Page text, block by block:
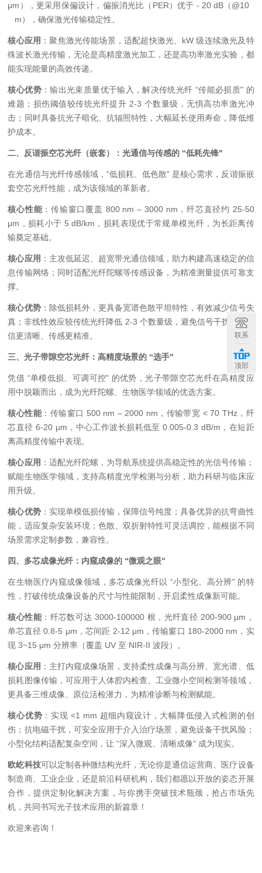
μm ），更采用保偏设计，偏振消光比（ PER）优于 - 20 dB （@10
m），确保激光传输稳定性。
核心应用 ：聚焦激光传能场景，适配超快激光、 kW级连续激光及特
殊波长激光传输，无论是高精度激光加工，还是高功率激光实验，都
能实现能量的高效传递。
核心优势：输出光束质量优于输入，解决传统光纤 “传能必损质" 的
难题；损伤阈值较传统光纤提升 2-3 个数量级，无惧高功率激光冲
击；同时具备抗光子暗化、抗辐照特性，大幅延长使用寿命，降低维
护成本。
二、反谐振空芯光纤（嵌套）：光通信与传感的 “低耗先锋"
在光通信与光纤传感领域， “低损耗、低色散"是核心需求，反谐振嵌
套空芯光纤性能，成为该领域的革新者。
核心性能：传输窗口覆盖 800 nm – 3000 nm ，纤芯直径约 25-50
μm ，损耗小于 5 dB/km ，损耗表现优于常规单模光纤，为长距离传
输奠定基础。
核心应用 ：主攻低延迟、超宽带光通信领域，助力构建高速稳定的信
息传输网络；同时适配光纤陀螺等传感设备，为精准测量提供可靠支
撑。
核心优势：除低损耗外，更具备宽谱色散平坦特性，有效减少信号失
真；非线性效应较传统光纤降低 2-3 个数量级，避免信号干扰，让通
信更清晰、传感更精准。
三、光子带隙空芯光纤：高精度场景的 “选手"
凭借 “单模低损、可调可控" 的优势，光子带隙空芯光纤在高精度应
用中脱颖而出，成为光纤陀螺、生物医学领域的优选方案。
核心性能：传输窗口 500 nm – 2000 nm ，传输带宽 < 70 THz，纤
芯直径 6-20 μm ，中心工作波长损耗低至 0.005-0.3 dB/m ，在短距
离高精度传输中表现。
核心应用 ：适配光纤陀螺，为导航系统提供高稳定性的光信号传输；
赋能生物医学领域，支持高精度光学检测与分析，助力科研与临床应
用升级。
核心优势：实现单模低损传输，保障信号纯度；具备优异的抗弯曲性
能，适应复杂安装环境；色散、双折射特性可灵活调控，能根据不同
场景需求定制参数，兼容性。
四、多芯成像光纤：内窥成像的 “微观之眼"
在生物医疗内窥成像领域，多芯成像光纤以 “小型化、高分辨" 的特
性，打破传统成像设备的尺寸与性能限制，开启柔性成像新可能。
核心性能：纤芯数可达 3000-100000 根，光纤直径 200-900 μm ，
单芯直径 0.8-5 μm ，芯间距 2-12 μm ，传输窗口 180-2000 nm ，实
现 3~15 μm分辨率（覆盖 UV至 NIR-II波段）。
核心应用 ：主打内窥成像场景，支持柔性成像与高分辨、宽光谱、低
损耗图像传输，可应用于人体腔内检查、工业微小空间检测等领域，
更具备三维成像、原位活检潜力，为精准诊断与检测赋能。
核心优势 ：实现 <1 mm 超细内窥设计，大幅降低侵入式检测的创
伤；抗电磁干扰，可安全应用于介入治疗场景，避免设备干扰风险；
小型化结构适配复杂空间，让 “深入微观、清晰成像" 成为现实。
欧屹科技可以定制各种微结构光纤，无论你是通信运营商、医疗设备
制造商、工业企业，还是前沿科研机构，我们都愿以开放的姿态开展
合作，提供定制化解决方案，与你携手突破技术瓶颈，抢占市场先
机，共同书写光子技术应用的新篇章！
欢迎来咨询！
联系
顶部